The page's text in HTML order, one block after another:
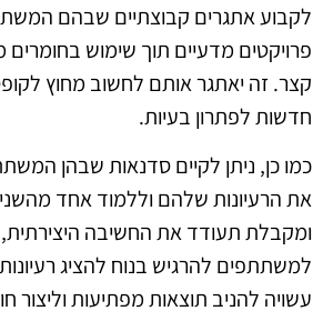
לקבוע אתגרים קבוצתיים שבהם
פרויקטים מדעיים תוך שימוש בחומרים
קצר. זה יאתגר אותם לחשוב מחוץ
חדשות לפתרון בעיות.
כמו כן, ניתן לקיים סדנאות שבהן
את הרעיונות שלהם וללמוד אחד
ומקבלת תעודד את החשיבה
למשתתפים להרגיש בנוח להציג
עשויה להניב תוצאות מפתיעות וליצור